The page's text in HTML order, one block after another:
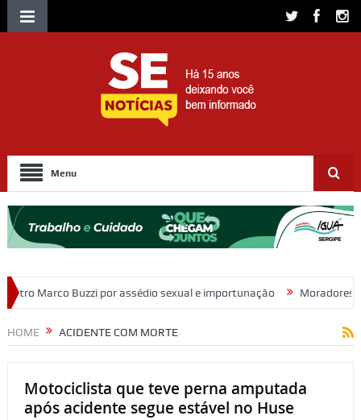
Menu
sexual e importunação Moradores protestam e cobram
HOME ACIDENTE COM MORTE
Motociclista que teve perna amputada
após acidente segue estável no Huse